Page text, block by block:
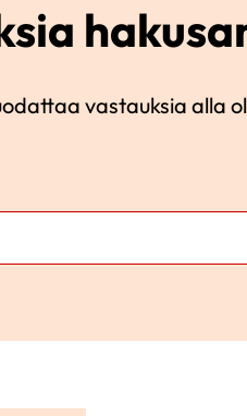
vastauksia alla